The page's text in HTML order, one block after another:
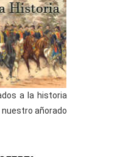
a la historia
añorado